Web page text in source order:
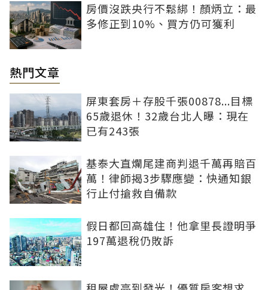
房價沒跌央行不鬆綁！顏炳立：最
多修正到10%、買方仍可獲利
熱門文章
屏東套房＋存股千張00878...目標
65歲退休！32歲台北人曝：現在
已有243張
基泰大直爛尾建商判退千萬再賠百
萬！律師揭3步驟應變：快通知銀
行止付搶救自備款
假日都回高雄住！他拿里長證明爭
197萬退稅仍敗訴